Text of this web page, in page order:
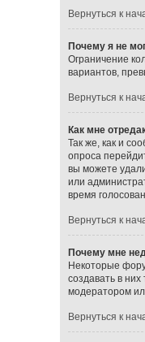
Вернуться к
Почему я не
Ограничение
вариантов,
Вернуться к
Как мне
Так же, как и
опроса
вы можете
или
время
Вернуться к
Почему мне
Некоторые
создавать в
модератором
Вернуться к